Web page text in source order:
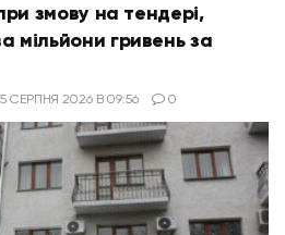
змову на тендері,
мільйони гривень за
СЕРПНЯ 2026 В 09:56 0